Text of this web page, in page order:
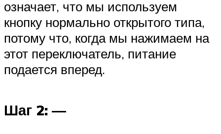
Меню
означает, что мы используем
кнопку нормально открытого типа,
потому что, когда мы нажимаем на
этот переключатель, питание
подается вперед.
Шаг 2: —